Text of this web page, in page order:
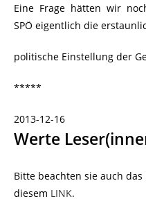
Eine Frage hätten wir
SPÖ eigentlich die
politische Einstellung der
*****
2013-12-16
Werte
Bitte beachten sie auch
diesem LINK.